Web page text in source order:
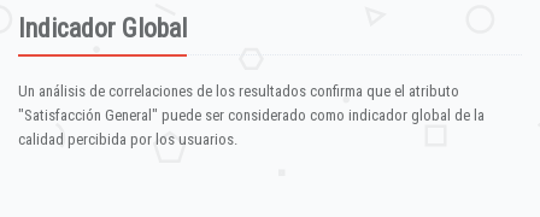
Indicador Global
Un análisis de correlaciones de los resultados confirma que el atributo
"Satisfacción General" puede ser considerado como indicador global de la
calidad percibida por los usuarios.